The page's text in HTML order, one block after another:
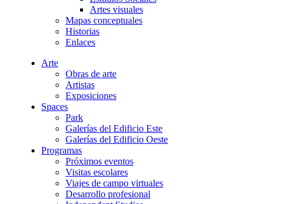
Artes visuales
Mapas conceptuales
Historias
Enlaces
Arte
Obras de arte
Artistas
Exposiciones
Spaces
Park
Galerías del Edificio Este
Galerías del Edificio Oeste
Programas
Próximos eventos
Visitas escolares
Viajes de campo virtuales
Desarrollo profesional